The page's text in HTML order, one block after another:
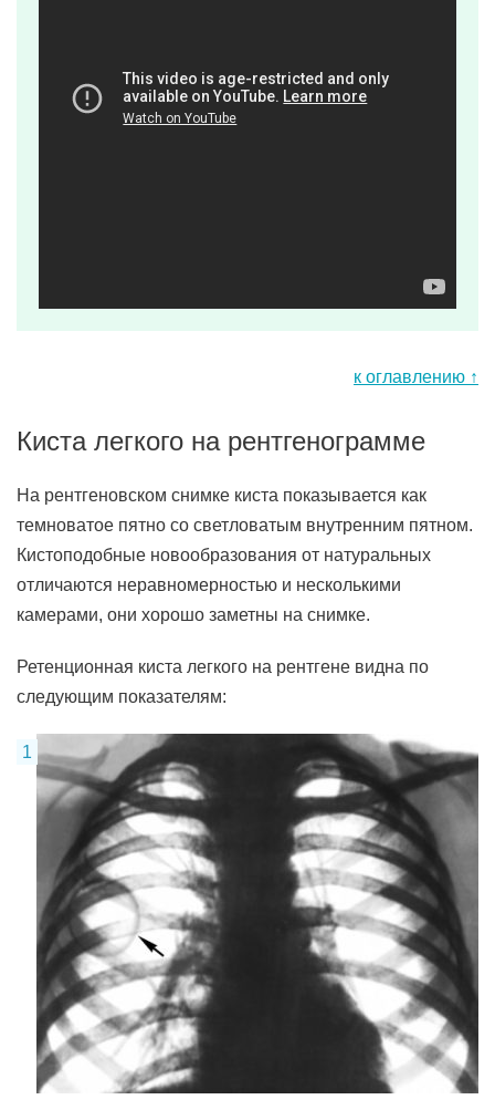
к оглавлению ↑
Киста легкого на рентгенограмме
На рентгеновском снимке киста показывается как
темноватое пятно со светловатым внутренним пятном.
Кистоподобные новообразования от натуральных
отличаются неравномерностью и несколькими
камерами, они хорошо заметны на снимке.
Ретенционная киста легкого на рентгене видна по
следующим показателям: